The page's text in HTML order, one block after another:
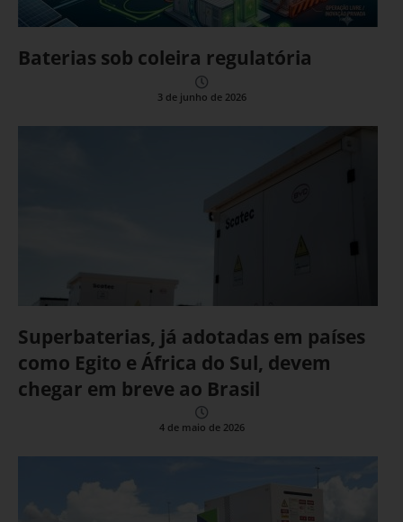
Baterias sob coleira regulatória
3 de junho de 2026
Superbaterias, já adotadas em países
como Egito e África do Sul, devem
chegar em breve ao Brasil
4 de maio de 2026